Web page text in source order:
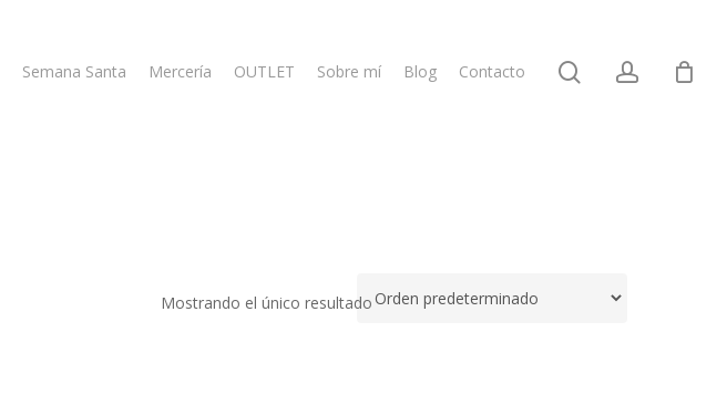
Semana Santa Mercería OUTLET Sobre mí Blog Contacto searchaccount
Mostrando el único resultado